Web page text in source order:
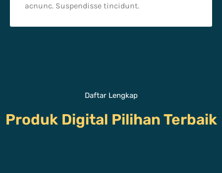
acnunc. Suspendisse tincidunt.
Daftar Lengkap
Produk Digital Pilihan Terbaik